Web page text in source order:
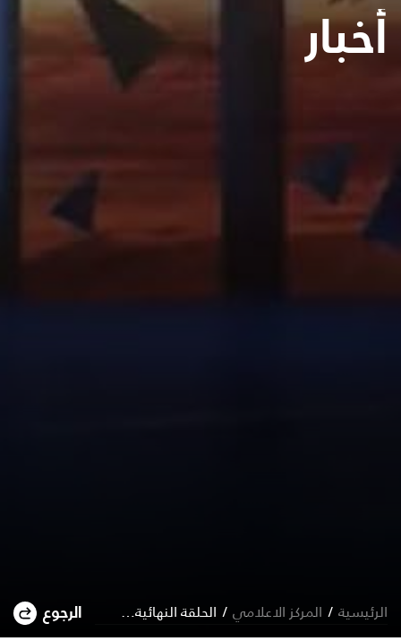
أخبار
الرئيسية المركز الاعلامي الحلقة النهائية من برنامج «المنكوس» تنطلق غداً لتعلن «فارس المنكوس» للموسم الرابع الرجوع